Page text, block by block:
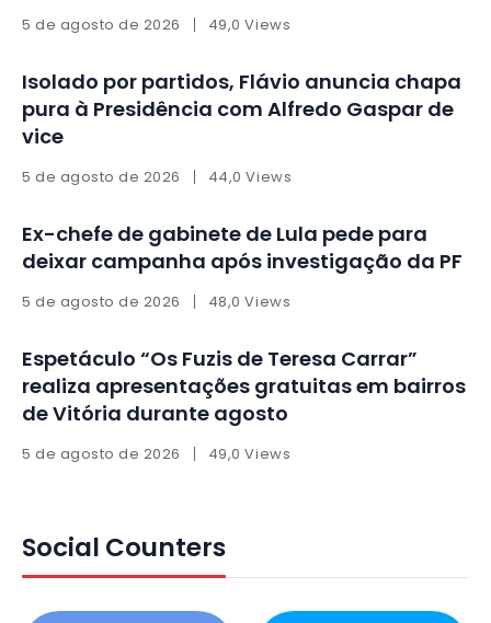
5 de agosto de 2026 49,0 Views
Isolado por partidos, Flávio anuncia chapa
pura à Presidência com Alfredo Gaspar de
vice
5 de agosto de 2026 44,0 Views
Ex-chefe de gabinete de Lula pede para
deixar campanha após investigação da PF
5 de agosto de 2026 48,0 Views
Espetáculo “Os Fuzis de Teresa Carrar”
realiza apresentações gratuitas em bairros
de Vitória durante agosto
5 de agosto de 2026 49,0 Views
Social Counters